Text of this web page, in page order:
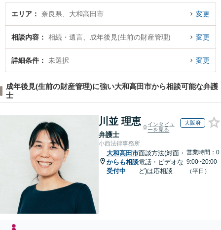
費用、強みなどが注目されています。『大和高田市で土日や夜間に発生した成
談できる大和高田市内の弁護士に相談予約したい』などでお困りの相談者さん
におすすめです。
エリア 奈良県、大和高田市 変更
相談内容 相続・遺言、成年後見(生前の財産管理) 変更
詳細条件 未選択 変更
成年後見(生前の財産管理)に強い大和高田市から相談可能な弁護
士
川並 理恵
弁護士
インタビュ
ーを見る
大阪府
小西法律事務所
大和高田市
からも相談
受付中
面談方法(対面・
電話・ビデオな
ど)は応相談
営業時間：0
9:00~20:00
（平日）